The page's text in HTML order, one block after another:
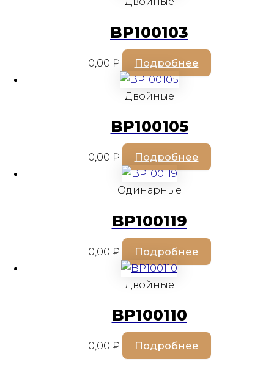
BP100103
0,00 ₽ Подробнее
Двойные
BP100105
0,00 ₽ Подробнее
Одинарные
BP100119
0,00 ₽ Подробнее
Двойные
BP100110
0,00 ₽ Подробнее